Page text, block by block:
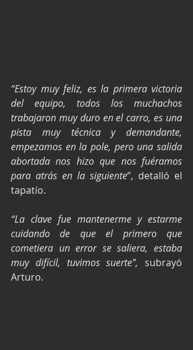
“Estoy muy feliz, es la primera victoria
del equipo, todos los muchachos
trabajaron muy duro en el carro, es una
pista muy técnica y demandante,
empezamos en la pole, pero una salida
abortada nos hizo que nos fuéramos
para atrás en la siguiente”, detalló el
tapatío.
“La clave fue mantenerme y estarme
cuidando de que el primero que
cometiera un error se saliera, estaba
muy difícil, tuvimos suerte”, subrayó
Arturo.